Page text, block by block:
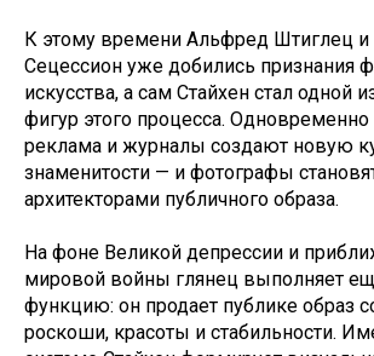
К этому времени Альфред Штиглец и
Сецессион уже добились признания
искусства, а сам Стайхен стал одной
фигур этого процесса. Одновременно
реклама и журналы создают новую
знаменитости — и фотографы
архитекторами публичного образа.
На фоне Великой депрессии и
мировой войны глянец выполняет
функцию: он продает публике образ
роскоши, красоты и стабильности.